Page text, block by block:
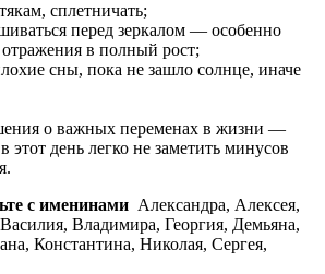
сплетничать;
перед зеркалом — особенно
отражения в полный рост;
сны, пока не зашло солнце, иначе
о важных переменах в жизни —
этот день легко не заметить минусов
с именинами Александра, Алексея,
Владимира, Георгия, Демьяна,
Константина, Николая, Сергея,